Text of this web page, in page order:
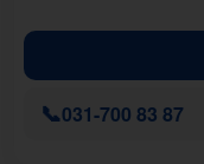
📞031-700 83 87